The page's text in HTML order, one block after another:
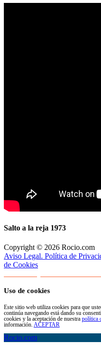
Salto a la reja 1973
Copyright © 2026 Rocio.com
Aviso Legal. Política de
de Cookies
Uso de cookies
Este sitio web utiliza cookies para que
continúa navegando está dando su
cookies y la aceptación de nuestra política
información. ACEPTAR
Rocio.com